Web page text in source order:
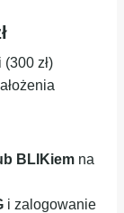
zł)
BLIKiem na
i zalogowanie